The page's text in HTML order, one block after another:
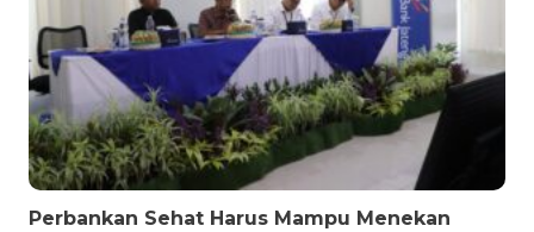
Perbankan Sehat Harus Mampu Menekan